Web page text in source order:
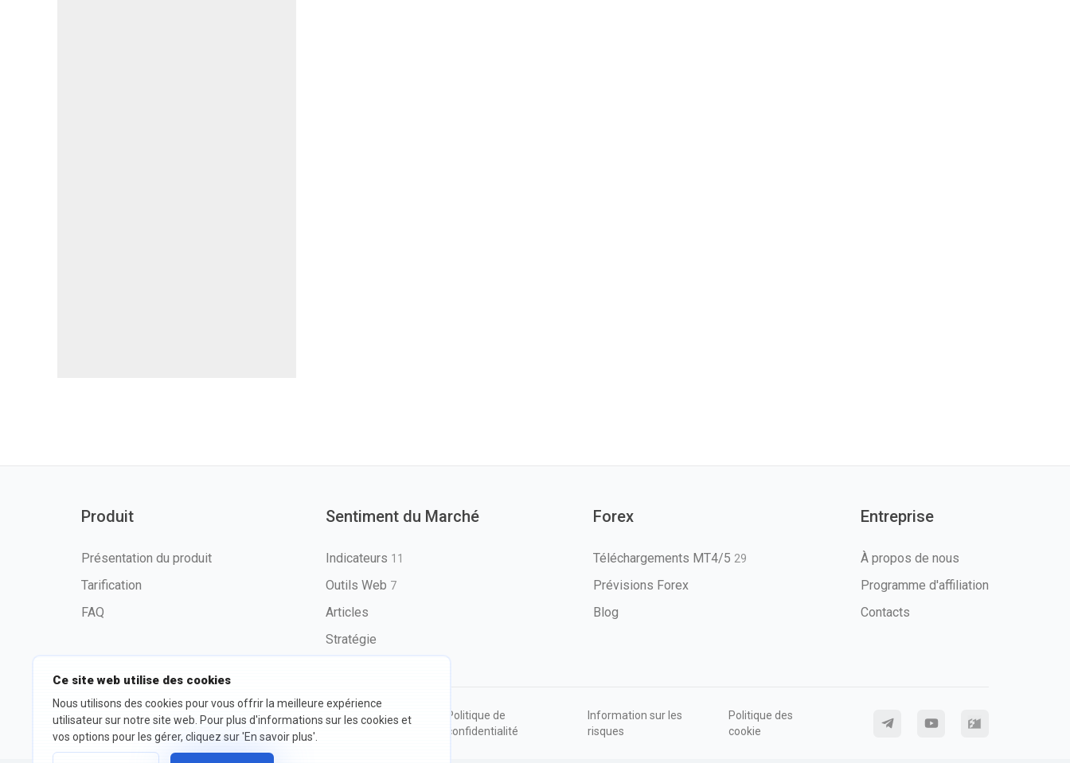
Ce site web utilise des cookies
Nous utilisons des cookies pour vous offrir la meilleure expérience
utilisateur sur notre site web. Pour plus d'informations sur les cookies et
vos options pour les gérer, cliquez sur 'En savoir plus'.
Produit
Présentation du produit
Tarification
FAQ
Sentiment du Marché
Indicateurs 11
Outils Web 7
Articles
Stratégie
Forex
Téléchargements MT4/5 29
Prévisions Forex
Blog
Entreprise
À propos de nous
Programme d'affiliation
Contacts
©2026 fxssi.com Tous droits
réservés
Conditions
Politique de
confidentialité
Information sur les
risques
Politique des
cookie